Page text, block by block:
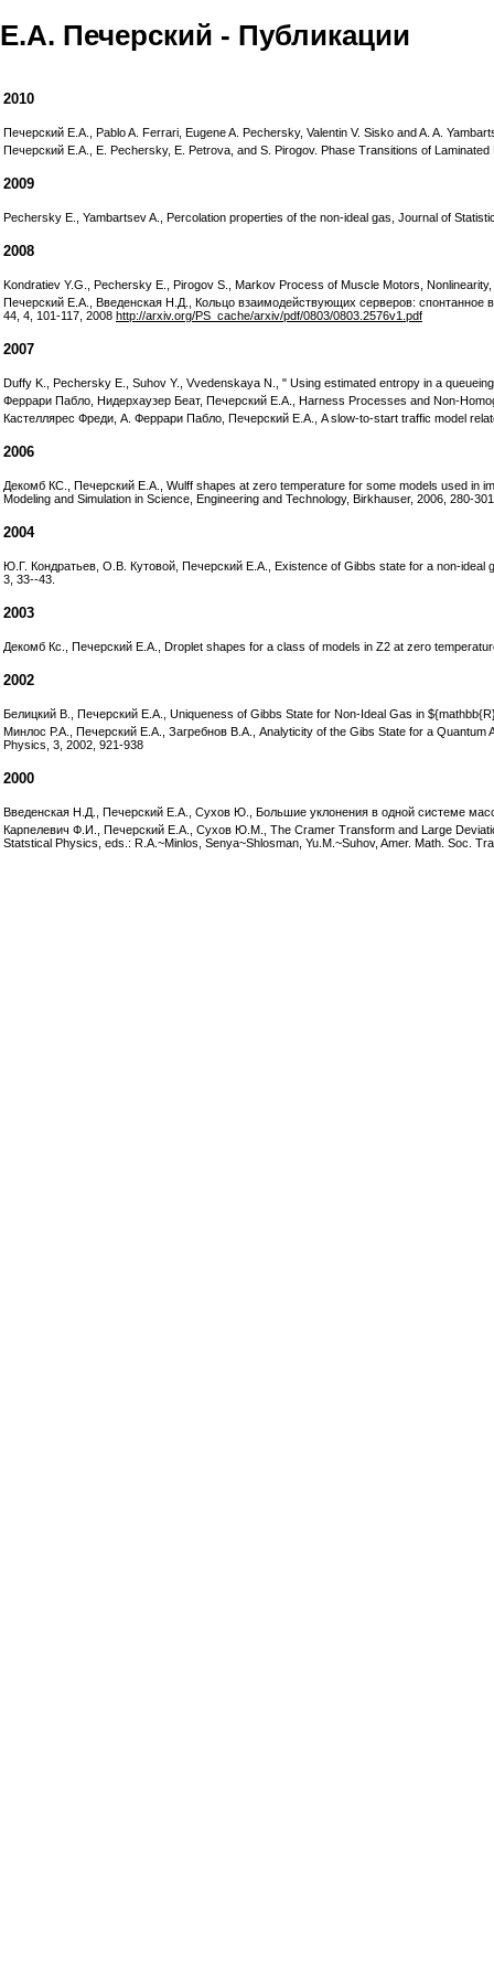
Е.А. Печерский - Публикации
2010
Печерский Е.А., Pablo A. Ferrari, Eugene A. Pechersky, Valentin V. Sisko and A. A.
Печерский Е.А., E. Pechersky, E. Petrova, and S. Pirogov. Phase Transitions of
2009
Pechersky E., Yambartsev A., Percolation properties of the non-ideal gas, Journal of
2008
Kondratiev Y.G., Pechersky E., Pirogov S., Markov Process of Muscle Motors,
Печерский Е.А., Введенская Н.Д., Кольцо взаимодействующих серверов:
44, 4, 101-117, 2008 http://arxiv.org/PS_cache/arxiv/pdf/0803/0803.2576v1.pdf
2007
Duffy K., Pechersky E., Suhov Y., Vvedenskaya N., " Using estimated entropy in a
Феррари Пабло, Нидерхаузер Беат, Печерский Е.А., Harness Processes and Non-
Кастеллярес Фреди, А. Феррари Пабло, Печерский Е.А., A slow-to-start traffic model
2006
Декомб КС., Печерский Е.А., Wulff shapes at zero temperature for some models used in
Modeling and Simulation in Science, Engineering and Technology, Birkhauser, 2006, 280-301
2004
Ю.Г. Кондратьев, О.В. Кутовой, Печерский Е.А., Existence of Gibbs state for a non-ideal
3, 33--43.
2003
Декомб Кс., Печерский Е.А., Droplet shapes for a class of models in Z2 at zero
2002
Белицкий В., Печерский Е.А., Uniqueness of Gibbs State for Non-Ideal Gas in
Минлос Р.А., Печерский Е.А., Загребнов В.А., Analyticity of the Gibs State for a
Physics, 3, 2002, 921-938
2000
Введенская Н.Д., Печерский Е.А., Сухов Ю., Большие уклонения в одной системе
Карпелевич Ф.И., Печерский Е.А., Сухов Ю.М., The Cramer Transform and Large
Statstical Physics, eds.: R.A.~Minlos, Senya~Shlosman, Yu.M.~Suhov, Amer. Math. Soc.